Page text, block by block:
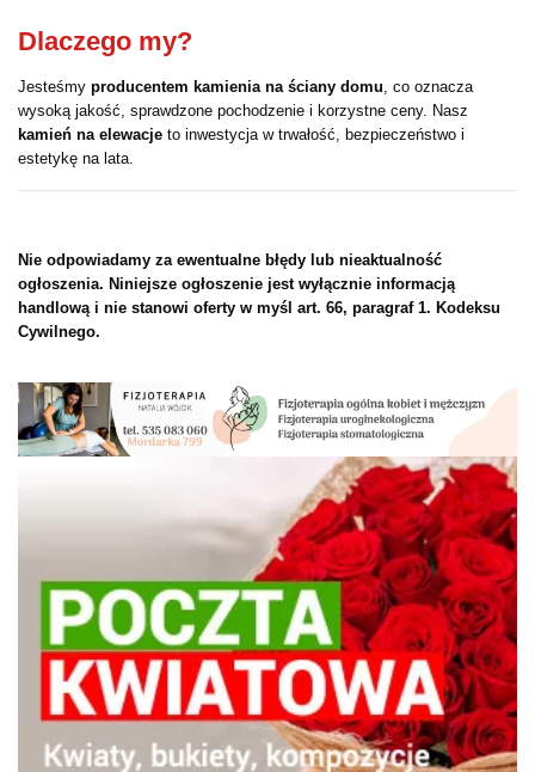
Dlaczego my?
Jesteśmy producentem kamienia na ściany domu, co oznacza
wysoką jakość, sprawdzone pochodzenie i korzystne ceny. Nasz
kamień na elewacje to inwestycja w trwałość, bezpieczeństwo i
estetykę na lata.
Nie odpowiadamy za ewentualne błędy lub nieaktualność
ogłoszenia. Niniejsze ogłoszenie jest wyłącznie informacją
handlową i nie stanowi oferty w myśl art. 66, paragraf 1. Kodeksu
Cywilnego.